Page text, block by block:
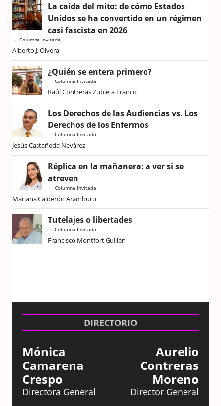
La caída del mito: de cómo Estados
Unidos se ha convertido en un régimen
casi fascista en 2026
Columna Invitada
Alberto J. Olvera
¿Quién se entera primero?
Columna Invitada
Raúl Contreras Zubieta Franco
Los Derechos de las Audiencias vs. Los
Derechos de los Enfermos
Columna Invitada
Jesús Castañeda Nevárez
Réplica en la mañanera: a ver si se
atreven
Columna Invitada
Mariana Calderón Aramburu
Tutelajes o libertades
Columna Invitada
Francisco Montfort Guillén
DIRECTORIO
Mónica
Camarena
Crespo
Directora General
Aurelio
Contreras
Moreno
Director General